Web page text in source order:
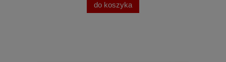
do koszyka